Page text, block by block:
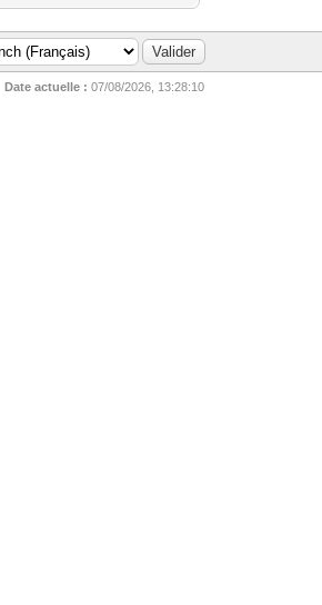
Date actuelle : 07/08/2026, 13:28:10